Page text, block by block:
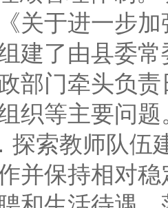
关于进一步
建了由县委
部门牵头负
织等主要问题
探索教师队伍
并保持相对